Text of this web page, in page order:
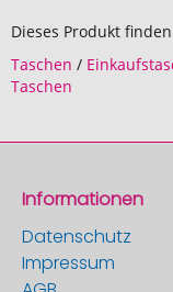
Dieses Produkt
Taschen /
Taschen
Informationen
Datenschutz
Impressum